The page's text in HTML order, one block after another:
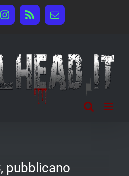
Instagram
Rss Email
pubblicano